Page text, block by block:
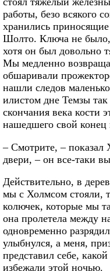
работы, безо всякого
хранились
Шолто. Ключа не
хотя он был довольно
Мы медленно
обшаривали
нашли следов
илистом дне Темзы так
скончания века кости
нашедшего свой
– Смотрите, – показал
двери, – он все-таки
Действительно, в
мы с Холмсом стояли,
колючек, которые мы
она пролетела между
одновременно
улыбнулся, а меня,
представил себе,
избежали этой ночью.